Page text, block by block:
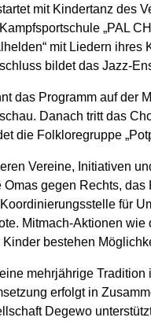
mit Kindertanz des
„PAL
mit Liedern
bildet das Jazz-
das Programm auf der
Danach tritt das
die Folkloregruppe
Vereine, Initiativen
Omas gegen Rechts,
für
Mitmach-Aktionen
bestehen
mehrjährige
erfolgt in
Degewo